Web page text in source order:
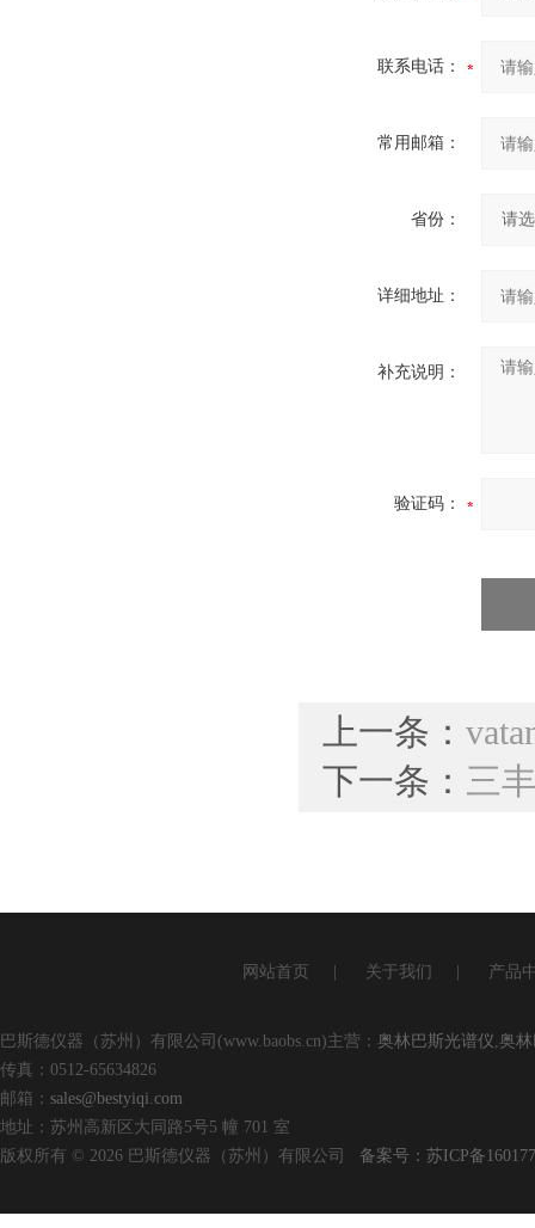
联系电话：
常用邮箱：
省份：
详细地址：
补充说明：
验证码：
上一条：
下一条： 三
网站首页 关于我们 产品
巴斯德仪器（苏州）有限公司(www.baobs.cn)主营： 奥林巴斯光谱仪,奥
传真：0512-65634826
邮箱： sales@bestyiqi.com
地址：苏州高新区大同路5号5 幢 701 室
版权所有 © 2026 巴斯德仪器（苏州）有限公司 备案号：苏ICP备